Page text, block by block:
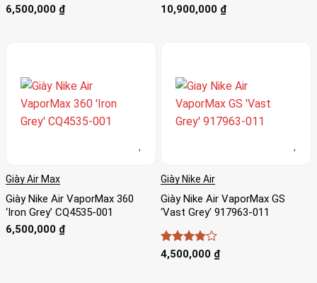
6,500,000 ₫
10,900,000 ₫
Giày Air Max
Giày Nike Air VaporMax 360
‘Iron Grey’ CQ4535-001
6,500,000 ₫
Giày Nike Air
Giày Nike Air VaporMax GS
‘Vast Grey’ 917963-011
Được
xếp hạng
4,500,000 ₫